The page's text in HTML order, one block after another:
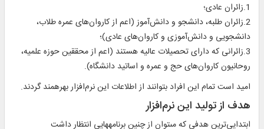
1.زائران عادی؛
2.زائران طلبه، دانشجو و دانش‌آموز (اعم از کاروان‌های عمره طلاب،
دانشجويی و دانش‌آموزی و کاروان‌های عادی)؛
3.زائرانی که دارای تحصيلات عاليه هستند (اعم از محققين حوزه علميه،
روحانيون کاروان‌های حج و عمره و اساتيد دانشگاه).
اميد است تمام اين افراد بتوانند از اطلاعات این نرم‌افزار بهره‏مند گردند.
هدف از توليد اين نرم‌افزار
ابتدايى‌ترين هدفى كه مى‏توان از چنين برنامه‏هايى انتظار داشت